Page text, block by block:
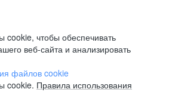
чтобы обеспечивать
веб-сайта и анализировать
файлов cookie
cookie. Правила использования